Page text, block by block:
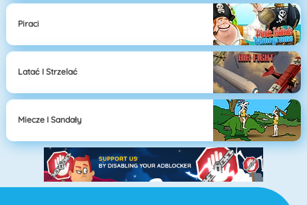
Piraci
Latać I Strzelać
Miecze I Sandały